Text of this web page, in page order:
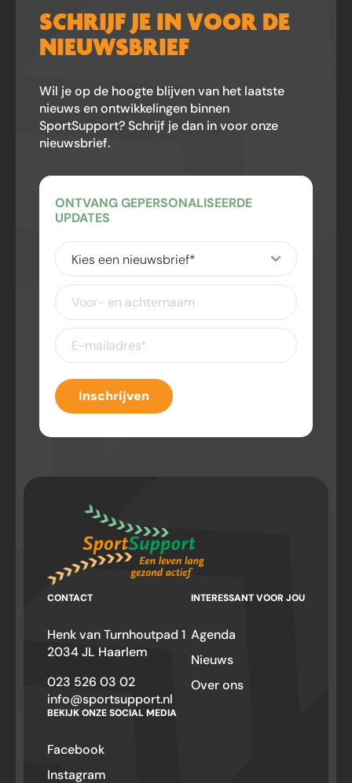
SCHRIJF JE IN VOOR DE
NIEUWSBRIEF
Wil je op de hoogte blijven van het laatste
nieuws en ontwikkelingen binnen
SportSupport? Schrijf je dan in voor onze
nieuwsbrief.
ONTVANG GEPERSONALISEERDE
UPDATES
Kies
een
nieuwsbrief(Vereist)
Voor-
en
achternaam
E-
mailadres(Vereist)
Inschrijven
CONTACT
Henk van Turnhoutpad 1
2034 JL Haarlem
023 526 03 02
info@sportsupport.nl
INTERESSANT VOOR JOU
Agenda
Nieuws
Over ons
BEKIJK ONZE SOCIAL MEDIA
Facebook
Instagram